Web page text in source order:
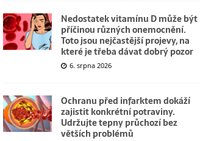
Nedostatek vitamínu D může být
příčinou různých onemocnění.
Toto jsou nejčastější projevy, na
které je třeba dávat dobrý pozor
6. srpna 2026
Ochranu před infarktem dokáží
zajistit konkrétní potraviny.
Udržujte tepny průchozí bez
větších problémů